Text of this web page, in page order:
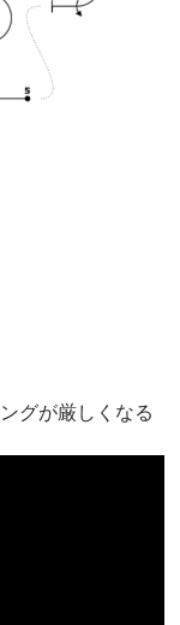
グが厳しくなる